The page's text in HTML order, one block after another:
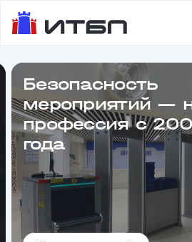
Безопасность
мероприятий —
профессия с
года